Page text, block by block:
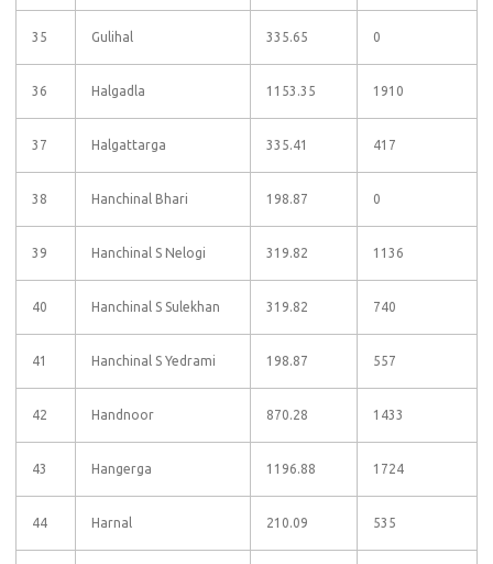
35 Gulihal 335.65 0
36 Halgadla 1153.35 1910
37 Halgattarga 335.41 417
38 Hanchinal Bhari 198.87 0
39 Hanchinal S Nelogi 319.82 1136
40 Hanchinal S Sulekhan 319.82 740
41 Hanchinal S Yedrami 198.87 557
42 Handnoor 870.28 1433
43 Hangerga 1196.88 1724
44 Harnal 210.09 535